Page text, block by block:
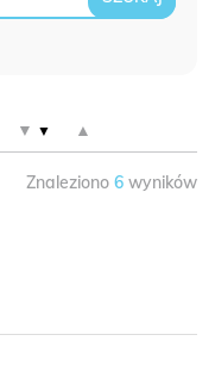
▼ ▲
Znaleziono 6 wyników